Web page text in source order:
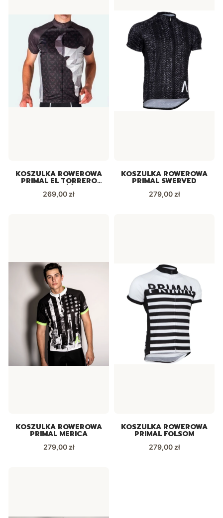
KOSZULKA ROWEROWA
PRIMAL EL TORRERO
NOWOŚĆ!
Cena
269,00 zł
KOSZULKA ROWEROWA
PRIMAL SWERVED
Cena
279,00 zł
KOSZULKA ROWEROWA
PRIMAL MERICA
Cena
279,00 zł
KOSZULKA ROWEROWA
PRIMAL FOLSOM
Cena
279,00 zł